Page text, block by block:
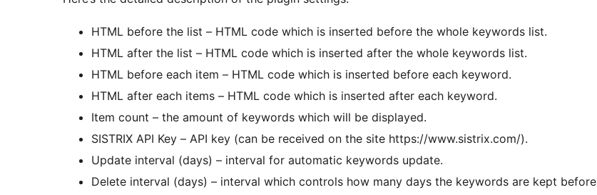
HTML before the list – HTML code which is inserted before the whole keywords list.
HTML after the list – HTML code which is inserted after the whole keywords list.
HTML before each item – HTML code which is inserted before each keyword.
HTML after each items – HTML code which is inserted after each keyword.
Item count – the amount of keywords which will be displayed.
SISTRIX API Key – API key (can be received on the site https://www.sistrix.com/).
Update interval (days) – interval for automatic keywords update.
Delete interval (days) – interval which controls how many days the keywords are kept before